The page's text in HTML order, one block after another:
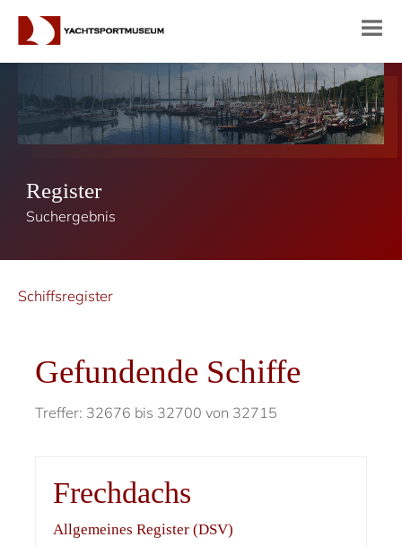
Register
Suchergebnis
Schiffsregister
Gefundende Schiffe
Treffer: 32676 bis 32700 von 32715
Frechdachs
Allgemeines Register (DSV)